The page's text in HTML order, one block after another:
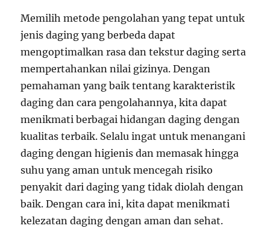
Memilih metode pengolahan yang tepat untuk
jenis daging yang berbeda dapat
mengoptimalkan rasa dan tekstur daging serta
mempertahankan nilai gizinya. Dengan
pemahaman yang baik tentang karakteristik
daging dan cara pengolahannya, kita dapat
menikmati berbagai hidangan daging dengan
kualitas terbaik. Selalu ingat untuk menangani
daging dengan higienis dan memasak hingga
suhu yang aman untuk mencegah risiko
penyakit dari daging yang tidak diolah dengan
baik. Dengan cara ini, kita dapat menikmati
kelezatan daging dengan aman dan sehat.